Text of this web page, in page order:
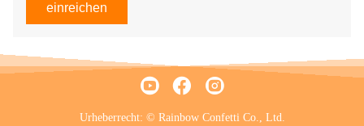
einreichen
Urheberrecht: © Rainbow Confetti Co., Ltd.